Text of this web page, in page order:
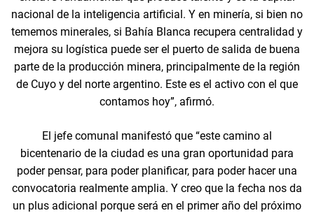
nacional de la inteligencia artificial. Y en minería, si bien no
tememos minerales, si Bahía Blanca recupera centralidad y
mejora su logística puede ser el puerto de salida de buena
parte de la producción minera, principalmente de la región
de Cuyo y del norte argentino. Este es el activo con el que
contamos hoy”, afirmó.
El jefe comunal manifestó que “este camino al
bicentenario de la ciudad es una gran oportunidad para
poder pensar, para poder planificar, para poder hacer una
convocatoria realmente amplia. Y creo que la fecha nos da
un plus adicional porque será en el primer año del próximo